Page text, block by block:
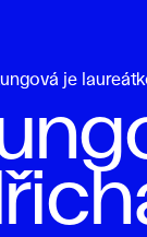
je